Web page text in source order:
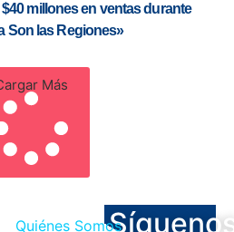
millones en ventas durante
Son las Regiones»
Más
Quiénes Somos